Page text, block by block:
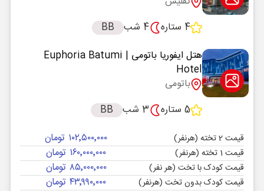
4 ستاره
4 شب
BB
هتل ایفوریا باتومی
| Euphoria Batumi
Hotel
باتومی
5 ستاره
3 شب BB
قیمت 2 تخته (هرنفر) ۱۰۲٬۵۰۰٬۰۰۰ تومان
قیمت 1 تخته (هرنفر) ۱۶۰٬۰۰۰٬۰۰۰ تومان
قیمت کودک با تخت (هر نفر) ۸۵٬۰۰۰٬۰۰۰ تومان
قیمت کودک بدون تخت (هرنفر) ۴۳٬۹۹۰٬۰۰۰ تومان